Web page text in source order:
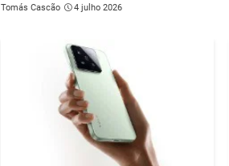
Tomás Cascão 4 julho 2026